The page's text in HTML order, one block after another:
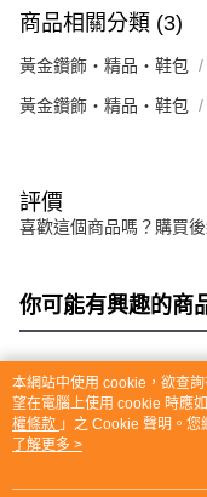
商品相關分類 (3)
黃金鑽飾・精品・鞋包
黃金鑽飾・精品・鞋包
評價
喜歡這個商品嗎？購買
你可能有興趣的商
熱門標籤
本網站中使用 cookie，欲查
望在電腦上使用 cookie 時應
權條款 」之 Cookie 聲明。
用條款之 Cookie 聲明使用
了解更多 >